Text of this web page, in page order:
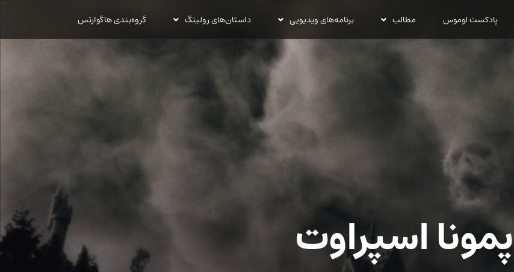
پادکست لوموس مطالب برنامه‌های ویدیویی داستان‌های رولینگ گروه‌بندی هاگوارتس
پمونا اسپراوت